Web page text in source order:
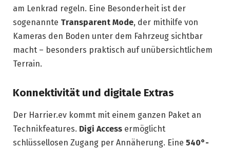
am Lenkrad regeln. Eine Besonderheit ist der
sogenannte Transparent Mode, der mithilfe von
Kameras den Boden unter dem Fahrzeug sichtbar
macht – besonders praktisch auf unübersichtlichem
Terrain.
Konnektivität und digitale Extras
Der Harrier.ev kommt mit einem ganzen Paket an
Technikfeatures. Digi Access ermöglicht
schlüssellosen Zugang per Annäherung. Eine 540°-